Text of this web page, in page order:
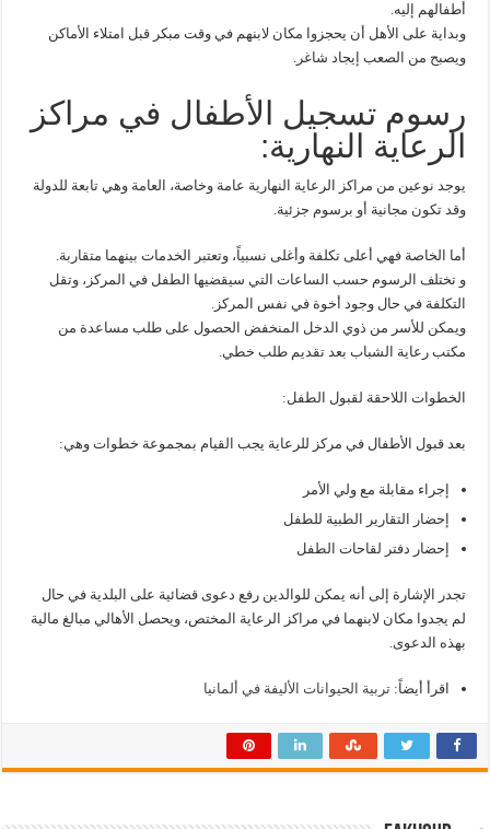
أطفالهم إليه.
وبداية على الأهل أن يحجزوا مكان لابنهم في وقت مبكر قبل امتلاء الأماكن
ويصبح من الصعب إيجاد شاغر.
رسوم تسجيل الأطفال في مراكز
الرعاية النهارية:
يوجد نوعين من مراكز الرعاية النهارية عامة وخاصة، العامة وهي تابعة للدولة
وقد تكون مجانية أو برسوم جزئية.
أما الخاصة فهي أعلى تكلفة وأغلى نسبياً، وتعتبر الخدمات بينهما متقاربة.
و تختلف الرسوم حسب الساعات التي سيقضيها الطفل في المركز، وتقل
التكلفة في حال وجود أخوة في نفس المركز.
ويمكن للأسر من ذوي الدخل المنخفض الحصول على طلب مساعدة من
مكتب رعاية الشباب بعد تقديم طلب خطي.
الخطوات اللاحقة لقبول الطفل:
بعد قبول الأطفال في مركز للرعاية يجب القيام بمجموعة خطوات وهي:
إجراء مقابلة مع ولي الأمر
إحضار التقارير الطبية للطفل
إحضار دفتر لقاحات الطفل
تجدر الإشارة إلى أنه يمكن للوالدين رفع دعوى قضائية على البلدية في حال
لم يجدوا مكان لابنهما في مراكز الرعاية المختص، ويحصل الأهالي مبالغ مالية
بهذه الدعوى.
اقرأ أيضاً:تربية الحيوانات الأليفة في ألمانيا